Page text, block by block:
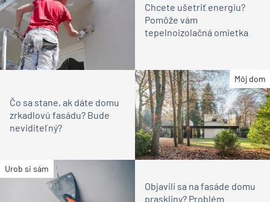
Chcete ušetriť energiu?
Pomôže vám
tepelnoizolačná omietka
Môj dom
Čo sa stane, ak dáte domu
zrkadlovú fasádu? Bude
neviditeľný?
Urob si sám
Objavili sa na fasáde domu
praskliny? Problém